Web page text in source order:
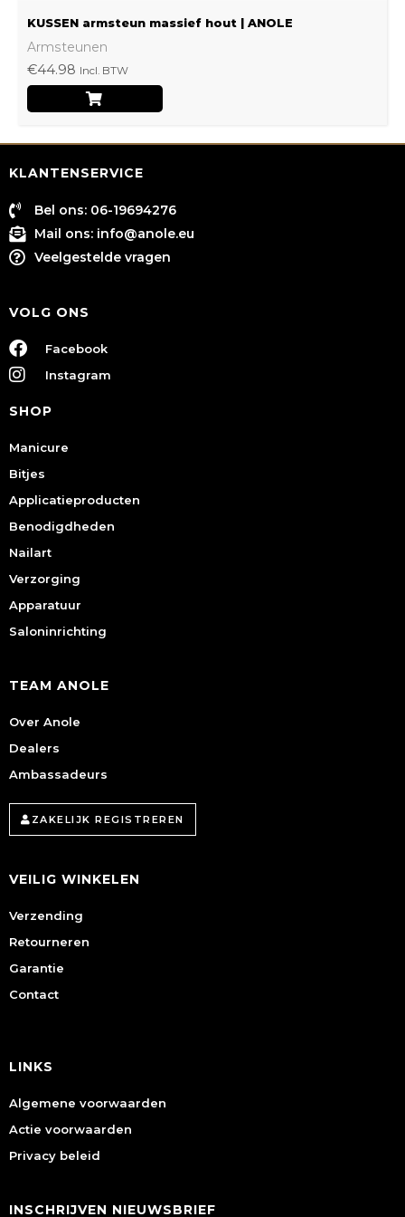
KUSSEN armsteun massief hout | ANOLE
Armsteunen
€44.98 Incl. BTW
KLANTENSERVICE
Bel ons: 06-19694276
Mail ons: info@anole.eu
Veelgestelde vragen
VOLG ONS
Facebook
Instagram
SHOP
Manicure
Bitjes
Applicatieproducten
Benodigdheden
Nailart
Verzorging
Apparatuur
Saloninrichting
TEAM ANOLE
Over Anole
Dealers
Ambassadeurs
ZAKELIJK REGISTREREN
VEILIG WINKELEN
Verzending
Retourneren
Garantie
Contact
LINKS
Algemene voorwaarden
Actie voorwaarden
Privacy beleid
INSCHRIJVEN NIEUWSBRIEF